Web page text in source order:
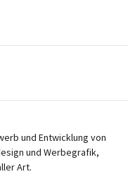
und Entwicklung von
und Werbegrafik,
Art.